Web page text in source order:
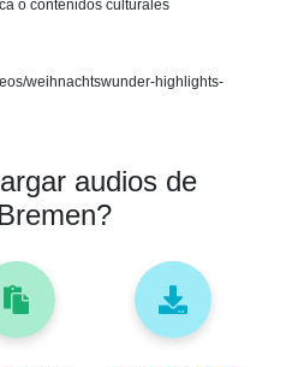
o contenidos culturales
weihnachtswunder-highlights-
audios de